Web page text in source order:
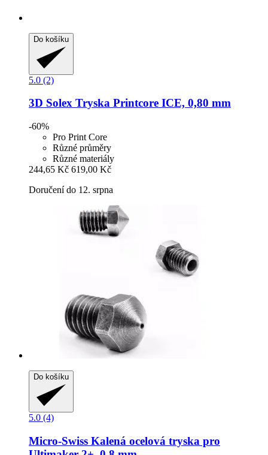
Do košíku
5.0 (2)
3D Solex Tryska Printcore ICE, 0,80 mm
-60%
Pro Print Core
Různé průměry
Různé materiály
244,65 Kč 619,00 Kč
Doručení do 12. srpna
Do košíku
5.0 (4)
Micro-Swiss Kalená ocelová tryska pro